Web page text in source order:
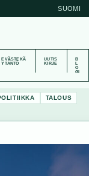
SUOMI
EVÄSTEKÄ
YTÄNTÖ
UUTIS
KIRJE
B
O
GI
TALOUS